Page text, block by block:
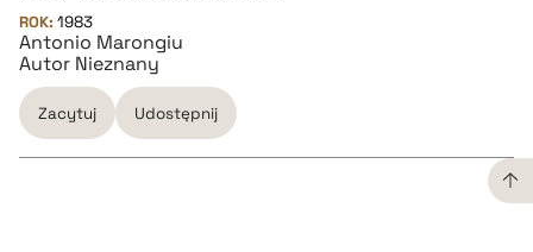
ROK: 1983
Antonio Marongiu
Autor Nieznany
Zacytuj Udostępnij